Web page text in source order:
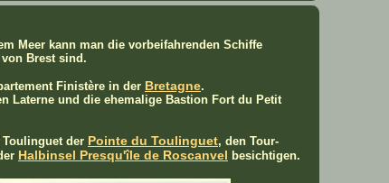
Meer kann man die vorbeifahrenden Schiffe
Brest sind.
Finistère in der Bretagne.
Laterne und die ehemalige Bastion Fort du Petit
der Pointe du Toulinguet, den Tour-
Halbinsel Presqu'île de Roscanvel besichtigen.